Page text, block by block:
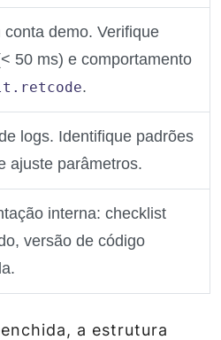
conta demo. Verifique
50 ms) e comportamento
.
logs. Identifique padrões
ajuste parâmetros.
interna: checklist
versão de código
a estrutura